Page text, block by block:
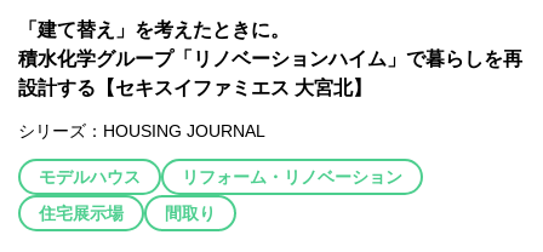
「建て替え」を考えたときに。
積水化学グループ「リノベーションハイム」で暮らしを再
設計する【セキスイファミエス 大宮北】
シリーズ： HOUSING JOURNAL
モデルハウス
リフォーム・リノベーション
住宅展示場
間取り